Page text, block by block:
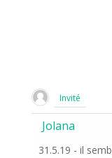
Invité
Jolana
31.5.19 - il